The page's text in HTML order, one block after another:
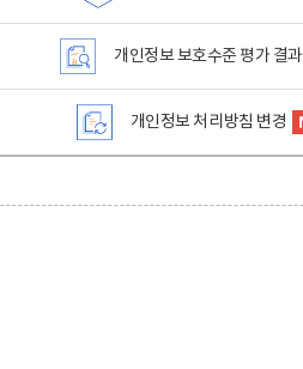
개인정보 보호수준 평가 결과
개인정보 처리방침 변경